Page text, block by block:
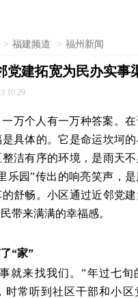
> 福建频道 > 福州新闻
党建拓宽为民办实事
10:29
万个人有一万种答案。
具体的。它是命运坎坷
洁有序的环境，是雨天
乐园”传出的响亮笑声，是
舒畅。小区通过近邻党
带来满满的幸福感。
“家”
就来找我们。”年过七旬
时常听到社区干部和小区